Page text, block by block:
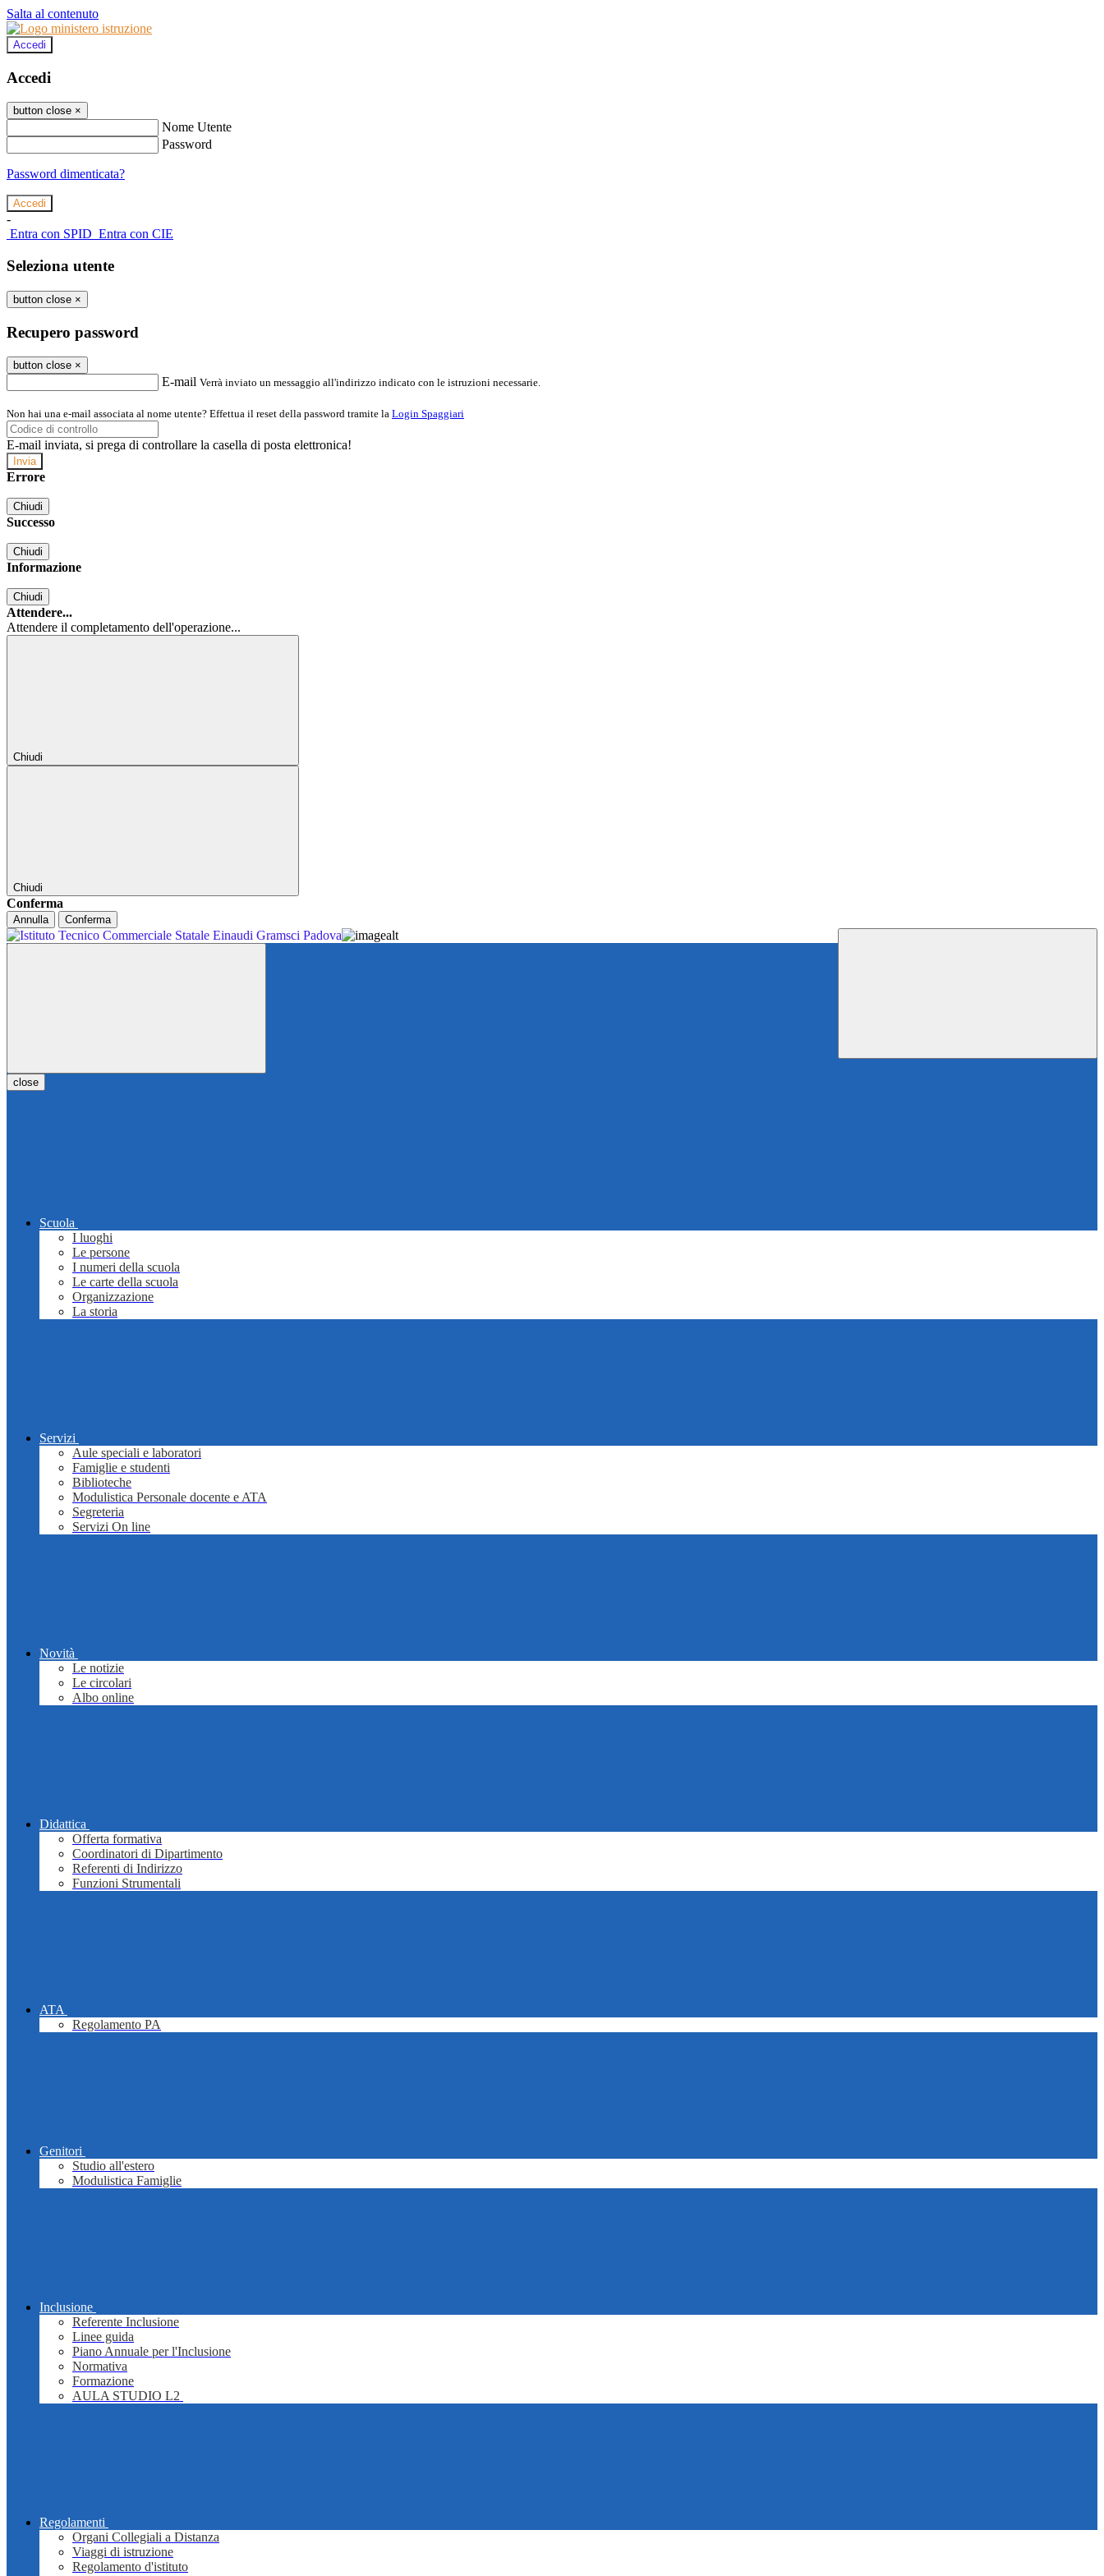
Salta al contenuto
Accedi
Accedi
button close ×
Nome Utente
Password
Password dimenticata?
-
Entra con SPID Entra con CIE
Seleziona utente
button close ×
Recupero password
button close ×
E-mail Verrà inviato un messaggio all'indirizzo indicato con le istruzioni necessarie.
Non hai una e-mail associata al nome utente? Effettua il reset della password tramite la Login Spaggiari
E-mail inviata, si prega di controllare la casella di posta elettronica!
Errore
Chiudi
Successo
Chiudi
Informazione
Chiudi
Attendere...
Attendere il completamento dell'operazione...
Chiudi
Chiudi
Conferma
Annulla Conferma
close
Scuola
I luoghi
Le persone
I numeri della scuola
Le carte della scuola
Organizzazione
La storia
Servizi
Aule speciali e laboratori
Famiglie e studenti
Biblioteche
Modulistica Personale docente e ATA
Segreteria
Servizi On line
Novità
Le notizie
Le circolari
Albo online
Didattica
Offerta formativa
Coordinatori di Dipartimento
Referenti di Indirizzo
Funzioni Strumentali
ATA
Regolamento PA
Genitori
Studio all'estero
Modulistica Famiglie
Inclusione
Referente Inclusione
Linee guida
Piano Annuale per l'Inclusione
Normativa
Formazione
AULA STUDIO L2
Regolamenti
Organi Collegiali a Distanza
Viaggi di istruzione
Regolamento d'istituto